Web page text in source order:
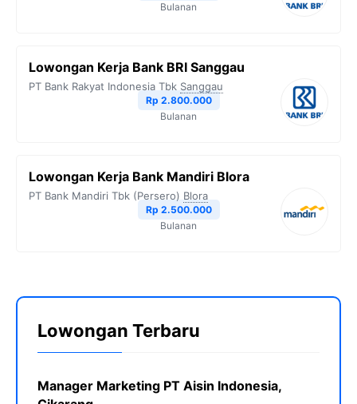
Bulanan
Lowongan Kerja Bank BRI Sanggau
PT Bank Rakyat Indonesia Tbk Sanggau
Rp 2.800.000
Bulanan
Lowongan Kerja Bank Mandiri Blora
PT Bank Mandiri Tbk (Persero) Blora
Rp 2.500.000
Bulanan
Lowongan Terbaru
Manager Marketing PT Aisin Indonesia,